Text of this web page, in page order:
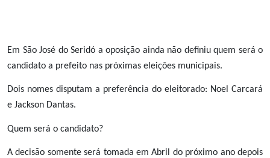
Em São José do Seridó a oposição ainda não definiu quem será o
candidato a prefeito nas próximas eleições municipais.
Dois nomes disputam a preferência do eleitorado: Noel Carcará
e Jackson Dantas.
Quem será o candidato?
A decisão somente será tomada em Abril do próximo ano depois